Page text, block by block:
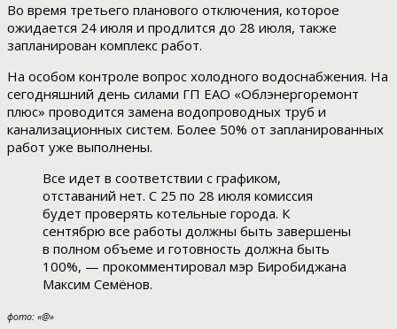
Во время третьего планового отключения, которое
ожидается 24 июля и продлится до 28 июля, также
запланирован комплекс работ.
На особом контроле вопрос холодного водоснабжения. На
сегодняшний день силами ГП ЕАО «Облэнергоремонт
плюс» проводится замена водопроводных труб и
канализационных систем. Более 50% от запланированных
работ уже выполнены.
Все идет в соответствии с графиком,
отставаний нет. С 25 по 28 июля комиссия
будет проверять котельные города. К
сентябрю все работы должны быть завершены
в полном объеме и готовность должна быть
100%, — прокомментировал мэр Биробиджана
Максим Семёнов.
фото: «@»